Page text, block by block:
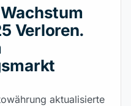
Verloren.
aktualisierte